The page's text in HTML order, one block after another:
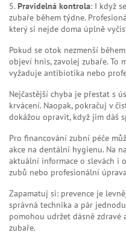
5. Pravidelná kontrola: I když
zubaře během týdne.
který si nejde doma úplně
Pokud se otok nezmenší
objeví hnis, zavolej zubaře. To
vyžaduje antibiotika nebo
Nejčastější chyba je přestat s
krvácení. Naopak, pokračuj v
dokážou opravit, když jim dáš
Pro financování zubní péče
akce na dentální hygienu. Na
aktuální informace o slevách i
zubů nebo profesionální
Zapamatuj si: prevence je
správná technika a pár
pomohou udržet dásně zdravé
zubaře.